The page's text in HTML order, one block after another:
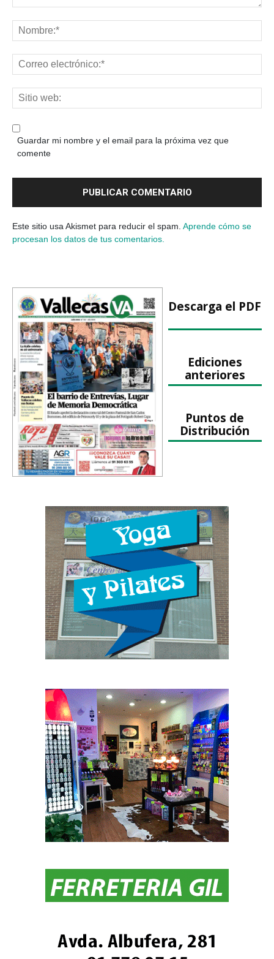
Guardar mi nombre y el email para la próxima vez que
comente
Este sitio usa Akismet para reducir el spam. Aprende cómo se
procesan los datos de tus comentarios.
Descarga el PDF
Ediciones
anteriores
Puntos de
Distribución